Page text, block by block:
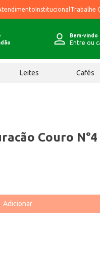
Institucional Trabalhe
Bem-vindo
Entre ou
Leites Cafés
Couro N°4
Adicionar